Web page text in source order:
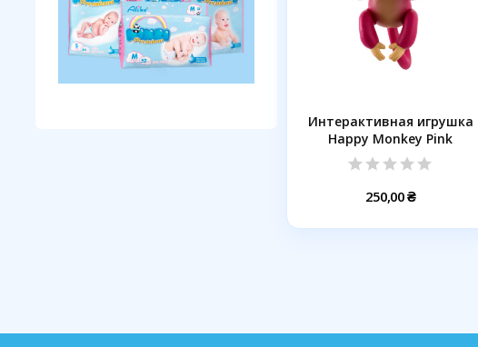
Интерактивная игрушка
Happy Monkey Pink
250,00 ₴